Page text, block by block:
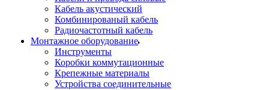
Кабель акустический
Комбинированый кабель
Радиочастотный кабель
Монтажное оборудование
Инструменты
Коробки коммутационные
Крепежные материалы
Устройства соединительные